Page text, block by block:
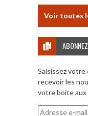
Voir toutes
Saisissez votre
recevoir les
votre boite
Adresse